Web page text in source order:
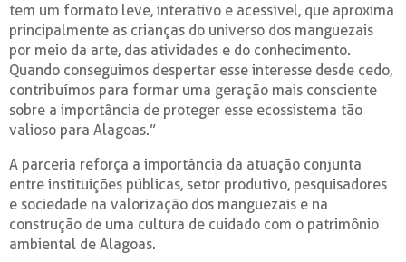
tem um formato leve, interativo e acessível, que aproxima
principalmente as crianças do universo dos manguezais
por meio da arte, das atividades e do conhecimento.
Quando conseguimos despertar esse interesse desde cedo,
contribuímos para formar uma geração mais consciente
sobre a importância de proteger esse ecossistema tão
valioso para Alagoas.”
A parceria reforça a importância da atuação conjunta
entre instituições públicas, setor produtivo, pesquisadores
e sociedade na valorização dos manguezais e na
construção de uma cultura de cuidado com o patrimônio
ambiental de Alagoas.